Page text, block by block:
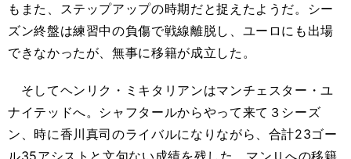
もまた、ステップアップの時期だと捉えたようだ。シー
ズン終盤は練習中の負傷で戦線離脱し、ユーロにも出場
できなかったが、無事に移籍が成立した。
そしてヘンリク・ミキタリアンはマンチェスター・ユ
ナイテッドへ。シャフタールからやって来て３シーズ
ン、時に香川真司のライバルになりながら、合計23ゴー